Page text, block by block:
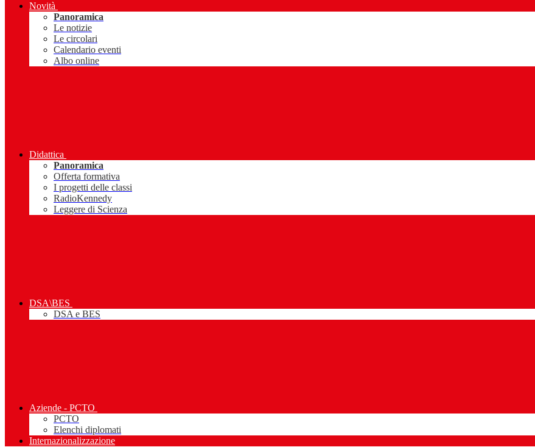
Novità
Panoramica
Le notizie
Le circolari
Calendario eventi
Albo online
Didattica
Panoramica
Offerta formativa
I progetti delle classi
RadioKennedy
Leggere di Scienza
DSA\BES
DSA e BES
Aziende - PCTO
PCTO
Elenchi diplomati
Internazionalizzazione